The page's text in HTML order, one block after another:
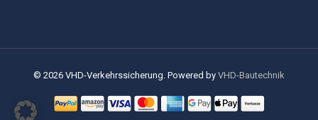
© 2026 VHD-Verkehrssicherung. Powered by VHD-Bautechnik